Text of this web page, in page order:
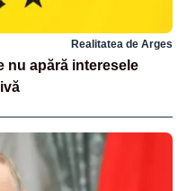
Realitatea de Arges
nu apără interesele